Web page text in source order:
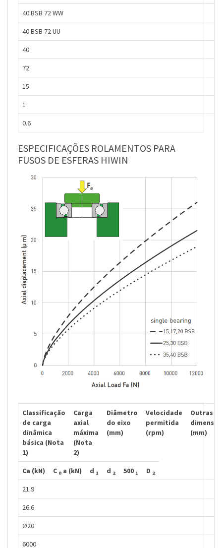
40 BSB 72 WW
40 BSB 72 UU
40
72
15
1
0.6
ESPECIFICAÇÕES ROLAMENTOS PARA
FUSOS DE ESFERAS HIWIN
Classificação
de carga
dinâmica
básica (Nota
1)
Carga
axial
máxima
(Nota
2)
Diâmetro
do eixo
(mm)
Velocidade
permitida
(rpm)
Outras
(mm)
Ca (kN) C 0 a (kN) d 1 d 2 500 1 D 2
21.9
26.6
Ø20
6000